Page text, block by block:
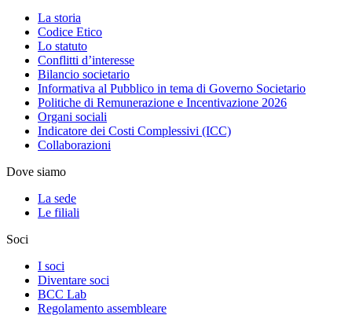
La storia
Codice Etico
Lo statuto
Conflitti d’interesse
Bilancio societario
Informativa al Pubblico in tema di Governo Societario
Politiche di Remunerazione e Incentivazione 2026
Organi sociali
Indicatore dei Costi Complessivi (ICC)
Collaborazioni
Dove siamo
La sede
Le filiali
Soci
I soci
Diventare soci
BCC Lab
Regolamento assembleare